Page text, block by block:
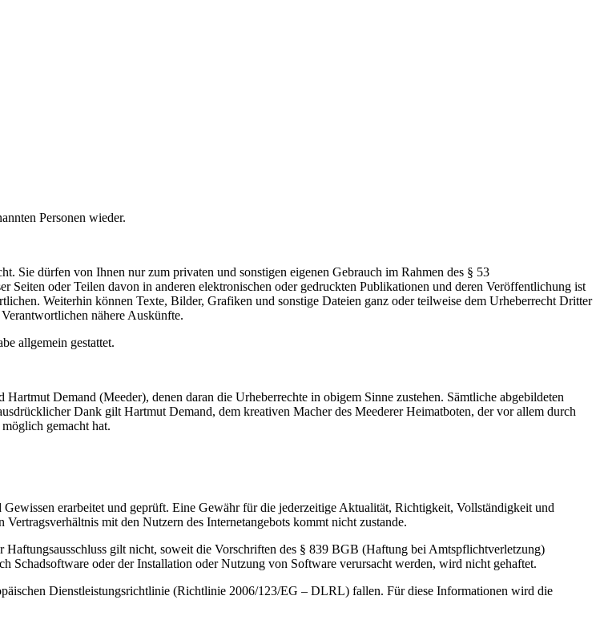
Personen wieder.
Sie dürfen von Ihnen nur zum privaten und sonstigen eigenen Gebrauch im Rahmen des § 53
oder Teilen davon in anderen elektronischen oder gedruckten Publikationen und deren Veröffentlichung ist
Weiterhin können Texte, Bilder, Grafiken und sonstige Dateien ganz oder teilweise dem Urheberrecht Dritter
nähere Auskünfte.
allgemein gestattet.
Demand (Meeder), denen daran die Urheberrechte in obigem Sinne zustehen. Sämtliche abgebildeten
Dank gilt Hartmut Demand, dem kreativen Macher des Meederer Heimatboten, der vor allem durch
gemacht hat.
erarbeitet und geprüft. Eine Gewähr für die jederzeitige Aktualität, Richtigkeit, Vollständigkeit und
mit den Nutzern des Internetangebots kommt nicht zustande.
gilt nicht, soweit die Vorschriften des § 839 BGB (Haftung bei Amtspflichtverletzung)
Schadsoftware oder der Installation oder Nutzung von Software verursacht werden, wird nicht gehaftet.
Dienstleistungsrichtlinie (Richtlinie 2006/123/EG – DLRL) fallen. Für diese Informationen wird die